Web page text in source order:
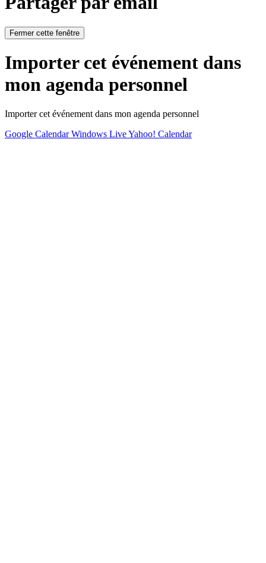
Fermer cette fenêtre
Importer cet événement dans
mon agenda personnel
Importer cet événement dans mon agenda personnel
Google CalendarWindows LiveYahoo! Calendar